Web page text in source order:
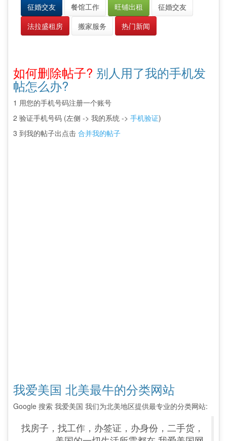
征婚交友 餐馆工作 旺铺出租
征婚交友
法拉盛租房
搬家服务 热门新闻
如何删除帖子? 别人用了我的手机发
帖怎么办?
1 用您的手机号码注册一个账号
2 验证手机号码 (左侧 -> 我的系统 -> 手机验证)
3 到我的帖子出点击 合并我的帖子
我爱美国 北美最牛的分类网站
Google 搜索 我爱美国 我们为北美地区提供最专业的分类网站:
找房子，找工作，办签证，办身份，二手货，